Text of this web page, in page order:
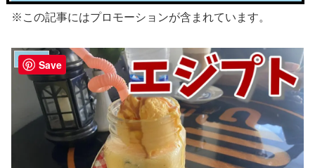
※この記事にはプロモーションが含まれています。
エジプトSave